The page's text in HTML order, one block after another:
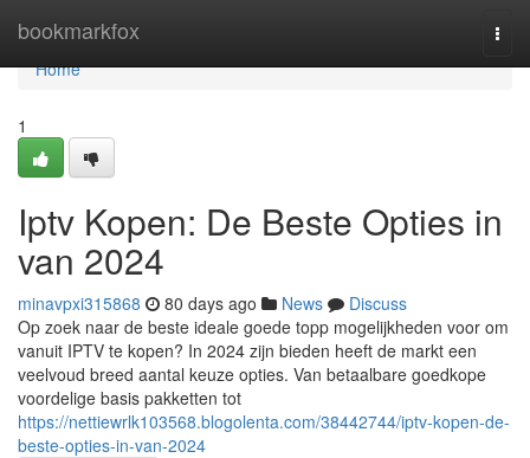
bookmarkfox
Home
Home
1
Iptv Kopen: De Beste Opties in
van 2024
minavpxi315868 80 days ago News
Discuss
Op zoek naar de beste ideale goede topp mogelijkheden voor om
vanuit IPTV te kopen? In 2024 zijn bieden heeft de markt een
veelvoud breed aantal keuze opties. Van betaalbare goedkope
voordelige basis pakketten tot
https://nettiewrlk103568.blogolenta.com/38442744/iptv-kopen-de-
beste-opties-in-van-2024